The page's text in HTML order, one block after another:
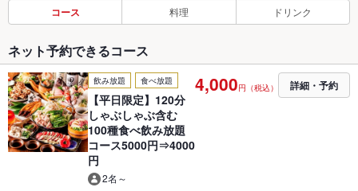
コース 料理 ドリンク
ネット予約できるコース
飲み放題 食べ放題
【平日限定】120分
しゃぶしゃぶ含む
100種食べ飲み放題
コース5000円⇒4000
円
2名～
4,000円（税込） 詳細・予約